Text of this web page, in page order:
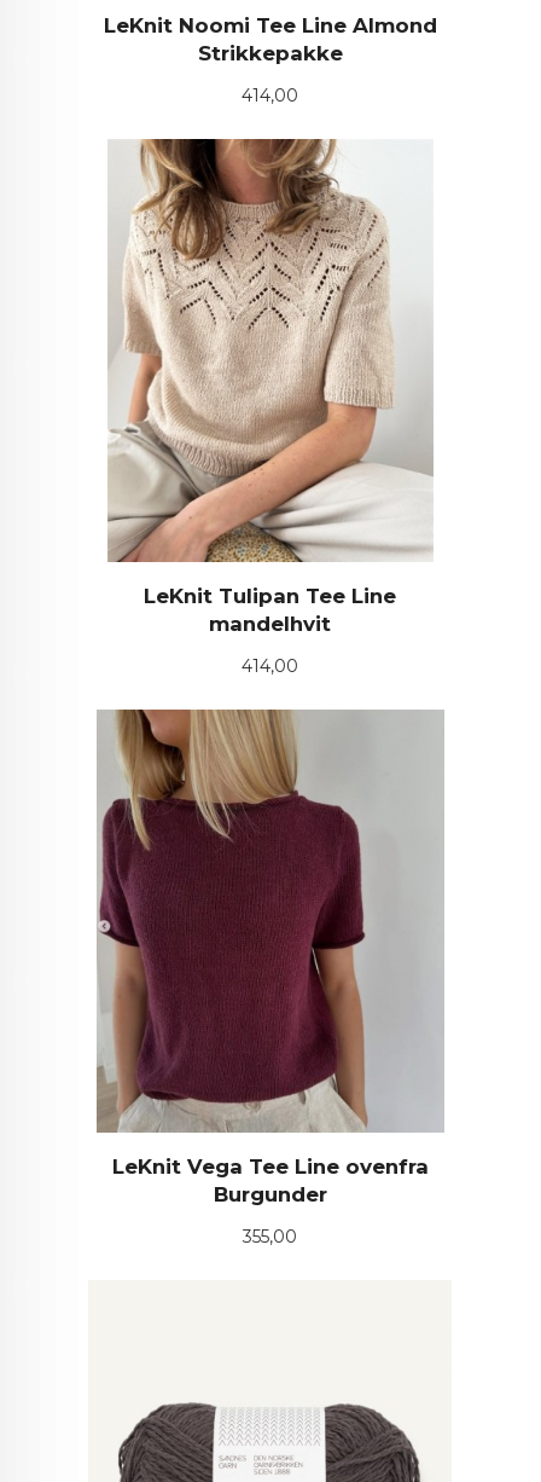
LeKnit Noomi Tee Line Almond
Strikkepakke
Pris
414,00
LeKnit Tulipan Tee Line
mandelhvit
Pris
414,00
LeKnit Vega Tee Line ovenfra
Burgunder
Pris
355,00